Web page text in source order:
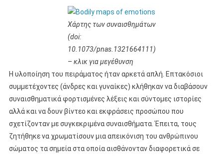
Χάρτης των συναισθημάτων
(doi:
10.1073/pnas.1321664111)
– κλικ για μεγέθυνση
Η υλοποίηση του πειράματος ήταν αρκετά απλή. Επτακόσιοι
συμμετέχοντες (άνδρες και γυναίκες) κλήθηκαν να διαβάσουν
συναισθηματικά φορτισμένες λέξεις και σύντομες ιστορίες
αλλά και να δουν βίντεο και εκφράσεις προσώπου που
σχετίζονταν με συγκεκριμένα συναισθήματα. Έπειτα, τους
ζητήθηκε να χρωματίσουν μια απεικόνιση του ανθρώπινου
σώματος τα σημεία στα οποία αισθάνονταν διαφορετικά σε